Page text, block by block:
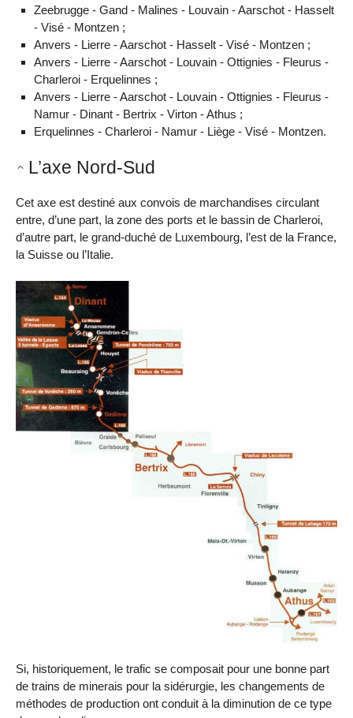
Zeebrugge - Gand - Malines - Louvain - Aarschot - Hasselt
- Visé - Montzen ;
Anvers - Lierre - Aarschot - Hasselt - Visé - Montzen ;
Anvers - Lierre - Aarschot - Louvain - Ottignies - Fleurus -
Charleroi - Erquelinnes ;
Anvers - Lierre - Aarschot - Louvain - Ottignies - Fleurus -
Namur - Dinant - Bertrix - Virton - Athus ;
Erquelinnes - Charleroi - Namur - Liège - Visé - Montzen.
L’axe Nord-Sud
Cet axe est destiné aux convois de marchandises circulant
entre, d’une part, la zone des ports et le bassin de Charleroi,
d’autre part, le grand-duché de Luxembourg, l’est de la France,
la Suisse ou l’Italie.
Si, historiquement, le trafic se composait pour une bonne part
de trains de minerais pour la sidérurgie, les changements de
méthodes de production ont conduit à la diminution de ce type